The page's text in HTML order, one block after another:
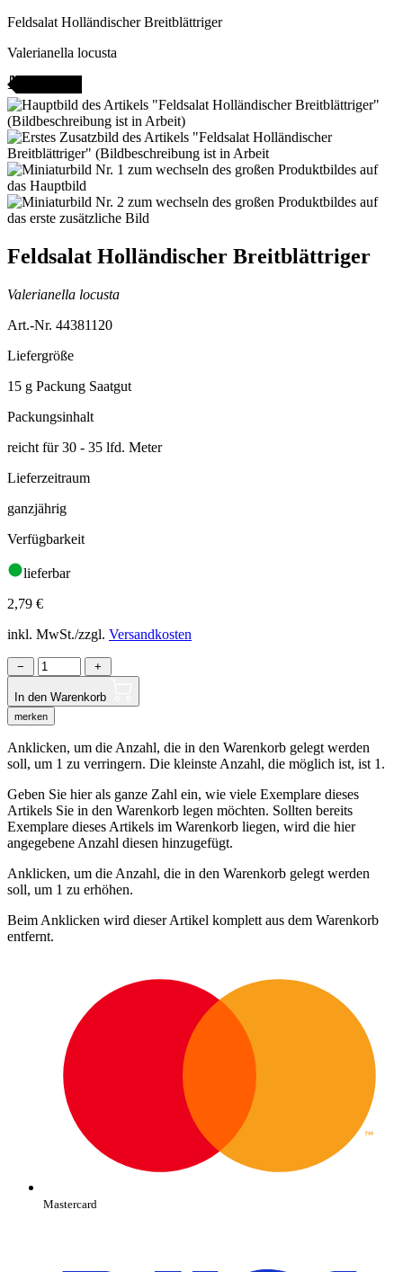
Feldsalat Holländischer Breitblättriger
Valerianella locusta
Feldsalat Holländischer Breitblättriger
Valerianella locusta
Art.-Nr. 44381120
Liefergröße
15 g Packung Saatgut
Packungsinhalt
reicht für 30 - 35 lfd. Meter
Lieferzeitraum
ganzjährig
Verfügbarkeit
lieferbar
2,79 €
inkl. MwSt./zzgl. Versandkosten
− +
In den Warenkorb
merken
Anklicken, um die Anzahl, die in den Warenkorb gelegt werden
soll, um 1 zu verringern. Die kleinste Anzahl, die möglich ist, ist 1.
Geben Sie hier als ganze Zahl ein, wie viele Exemplare dieses
Artikels Sie in den Warenkorb legen möchten. Sollten bereits
Exemplare dieses Artikels im Warenkorb liegen, wird die hier
angegebene Anzahl diesen hinzugefügt.
Anklicken, um die Anzahl, die in den Warenkorb gelegt werden
soll, um 1 zu erhöhen.
Beim Anklicken wird dieser Artikel komplett aus dem Warenkorb
entfernt.
Mastercard